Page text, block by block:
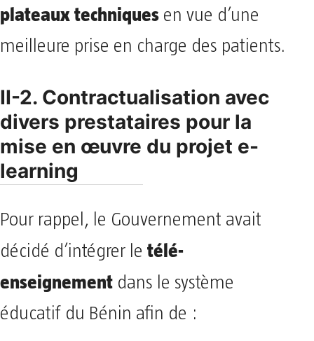
plateaux techniques en vue d’une
meilleure prise en charge des patients.
II-2. Contractualisation avec
divers prestataires pour la
mise en œuvre du projet e-
learning
Pour rappel, le Gouvernement avait
décidé d’intégrer le télé-
enseignement dans le système
éducatif du Bénin afin de :